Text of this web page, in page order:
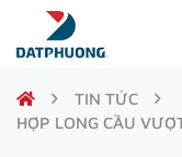
TIN TỨC
HỢP LONG CẦU